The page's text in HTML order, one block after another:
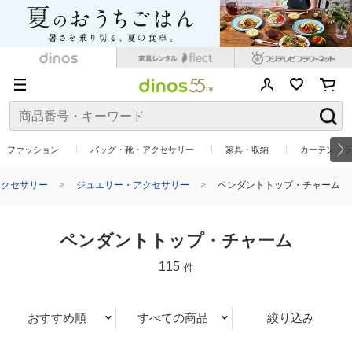
ファッション バッグ・靴・アクセサリー 家具・収納 カーテン・
セサリー ジュエリー・アクセサリー ペンダントトップ・チャーム
ペンダントトップ・チャーム
115 件
おすすめ順 すべての商品 絞り込み